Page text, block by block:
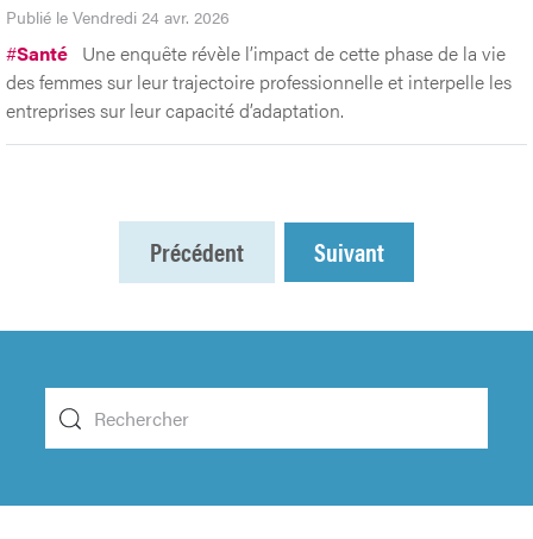
Publié le Vendredi 24 avr. 2026
#Santé Une enquête révèle l’impact de cette phase de la vie
des femmes sur leur trajectoire professionnelle et interpelle les
entreprises sur leur capacité d’adaptation.
Précédent Suivant